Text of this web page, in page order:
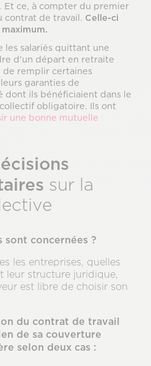
Et ce, à compter du premier
contrat de travail. Celle-ci
maximum.
les salariés quittant une
d’un départ en retraite
de remplir certaines
garanties de
dont ils bénéficiaient dans le
obligatoire. Ils ont
une bonne mutuelle
sur la
sont concernées ?
les entreprises, quelles
leur structure juridique,
est libre de choisir son
du contrat de travail
de sa couverture
selon deux cas :